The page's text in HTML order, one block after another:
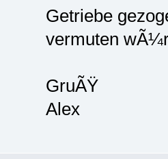
Getriebe
vermuten
GruÃŸ
Alex